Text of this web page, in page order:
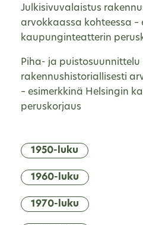
Julkisivuvalaistus
arvokkaassa kohteessa –
kaupunginteatterin
Piha- ja puistosuunnittelu
rakennushistoriallisesti
– esimerkkinä Helsingin
peruskorjaus
1950-luku
1960-luku
1970-luku